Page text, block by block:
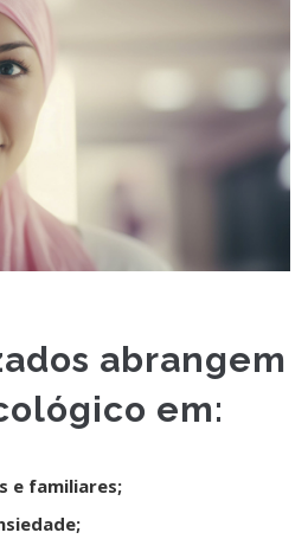
abrangem
em:
e familiares;